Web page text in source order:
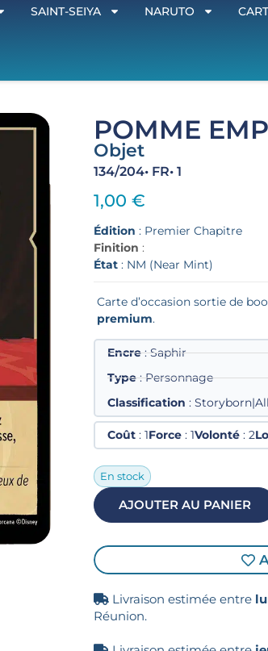
SAINT-SEIYA NARUTO
POMME
Objet
134/204• FR• 1
1,00€
Édition : Premier Chapitre
Finition :
État : NM (Near Mint)
Carte d’occasion sortie de
premium.
Encre: Saphir
Type: Personnage
Classification :
Coût : 1Force : 1Volonté : 2
En stock
AJOUTER AU PANIER
Livraison estimée entre
Réunion.